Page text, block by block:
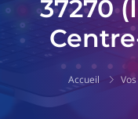
37270
Accueil Vos